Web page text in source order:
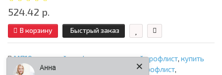
524.42 р.
В корзину Быстрый заказ
МП10,стеновой профнастил,стеновой профлист, купить
стеновой профнастил
купить стеновой профлист,
Анна